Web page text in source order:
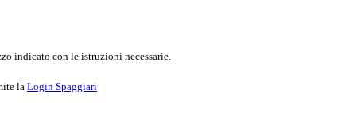
indicato con le istruzioni necessarie.
la Login Spaggiari